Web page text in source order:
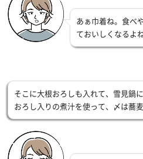
あぁ巾着ね。食べ
ておいしくなるよね
そこに大根おろしも入れて、雪見鍋に
おろし入りの煮汁を使って、〆は蕎麦